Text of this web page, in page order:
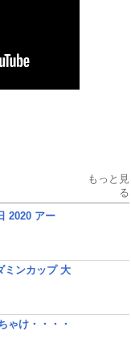
もっと見
る
2020 アー
ミンカップ 大
ゃけ・・・・